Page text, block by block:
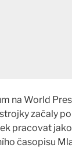
na World
začaly
pracovat jako
časopisu